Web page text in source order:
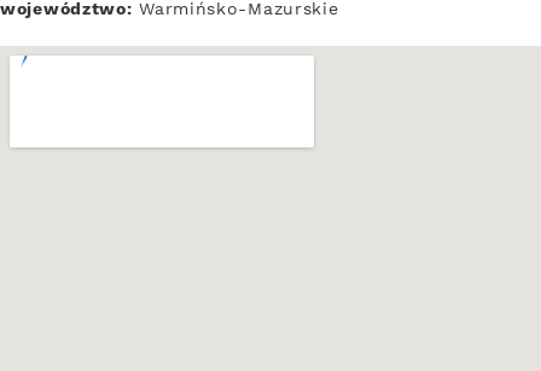
województwo: Warmińsko-Mazurskie